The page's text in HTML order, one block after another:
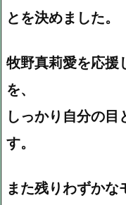
とを決めました。
牧野真莉愛を応援
を、
しっかり自分の目
す。
また残りわずかな